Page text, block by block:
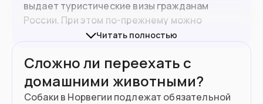
выдает туристические визы гражданам
России. При этом по-прежнему можно
въезжать в Норвегию из других стран
Норвегия не является членом ЕС, но входит в
Шенгенскую зону.
Население 5.5
Читать полностью
Сложно ли переехать с
домашними животными?
Собаки в Норвегии подлежат обязательной